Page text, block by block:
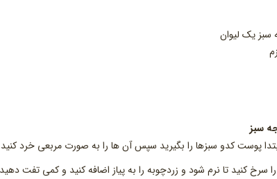
یک لیوان
سبز
پوست کدو سبزها را بگیرید سپس آن ها را به صورت مربعی خرد
سرخ کنید تا نرم شود و زردچوبه را به پیاز اضافه کنید و کمی تفت